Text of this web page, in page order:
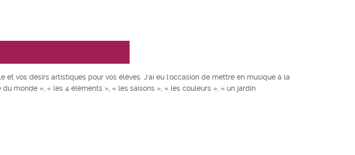
vos désirs artistiques pour vos élèves. J'ai eu l'occasion de mettre en musique à la
monde », « les 4 éléments », « les saisons », « les couleurs », « un jardin